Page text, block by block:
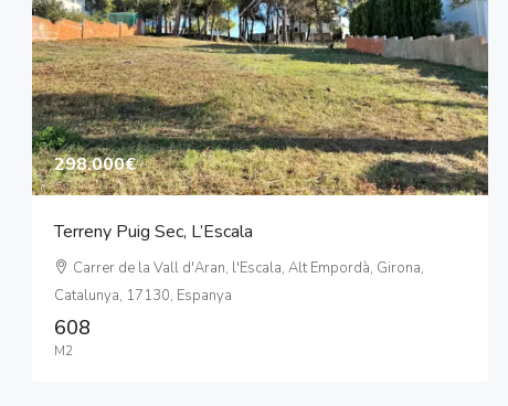
298.000€
Terreny Puig Sec, L’Escala
Carrer de la Vall d'Aran, l'Escala, Alt Empordà, Girona,
Catalunya, 17130, Espanya
608
M2